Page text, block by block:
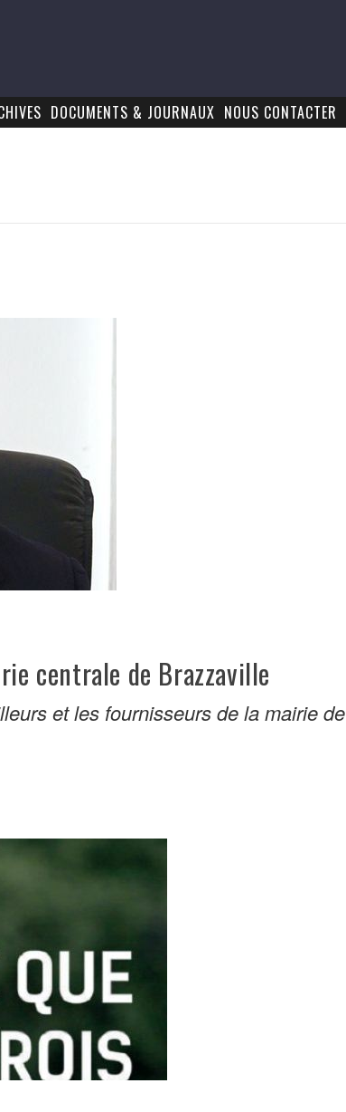
DOCUMENTS & JOURNAUX NOUS CONTACTER
centrale de Brazzaville
et les fournisseurs de la mairie de